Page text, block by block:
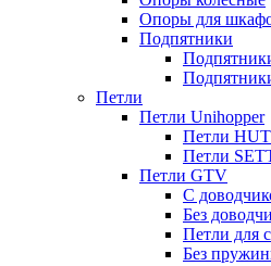
Опоры для
Подпятники
Петли
Петли Unihopper
Петли
Петли
Петли GTV
С
Без
Петли для
Без